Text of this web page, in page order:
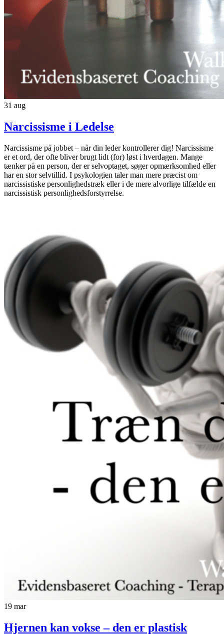
31 aug
Narcissisme i Ledelse
Narcissisme på jobbet – når din leder kontrollerer dig! Narcissisme
er et ord, der ofte bliver brugt lidt (for) løst i hverdagen. Mange
tænker på en person, der er selvoptaget, søger opmærksomhed eller
har en stor selvtillid. I psykologien taler man mere præcist om
narcissistiske personlighedstræk eller i de mere alvorlige tilfælde en
narcissistisk personlighedsforstyrrelse.
19 mar
Hjernen kan vokse – den er plastisk